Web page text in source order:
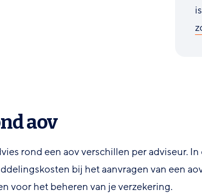
aov
rond een aov verschillen per adviseur. In
bij het aanvragen van een
voor het beheren van je verzekering.